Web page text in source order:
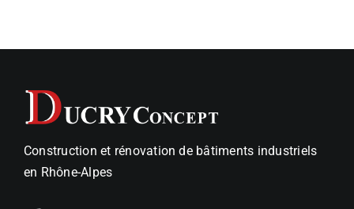
Construction et rénovation de bâtiments industriels
en Rhône-Alpes